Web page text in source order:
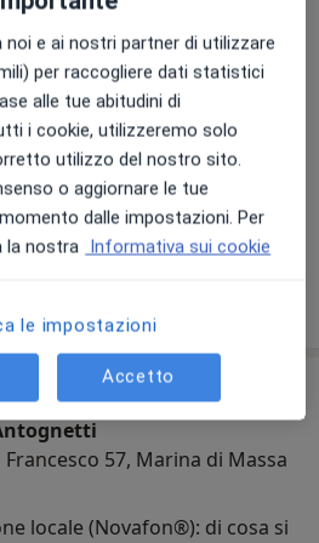
57, Marina di Massa
locale (Novafon®): di cosa si
e ai nostri partner di utilizzare
per raccogliere dati statistici
alle tue abitudini di
i cookie, utilizzeremo solo
utilizzo del nostro sito.
o aggiornare le tue
dalle impostazioni. Per
la nostra Informativa sui cookie
le impostazioni
Accetto